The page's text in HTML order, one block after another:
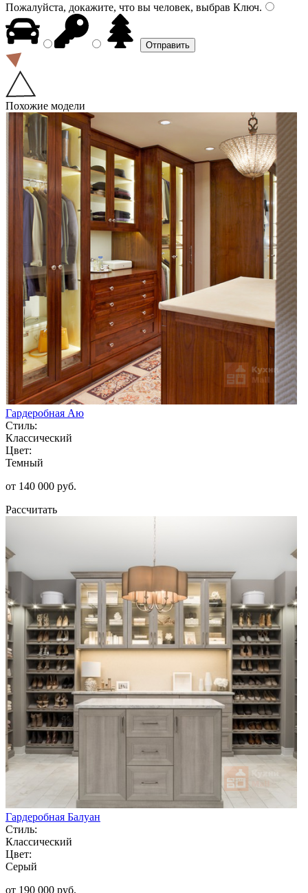
Пожалуйста, докажите, что вы человек, выбрав Ключ.
Похожие модели
Гардеробная Аю
Стиль:
Классический
Цвет:
Темный
от 140 000 руб.
Рассчитать
Гардеробная Балуан
Стиль:
Классический
Цвет:
Серый
от 190 000 руб.